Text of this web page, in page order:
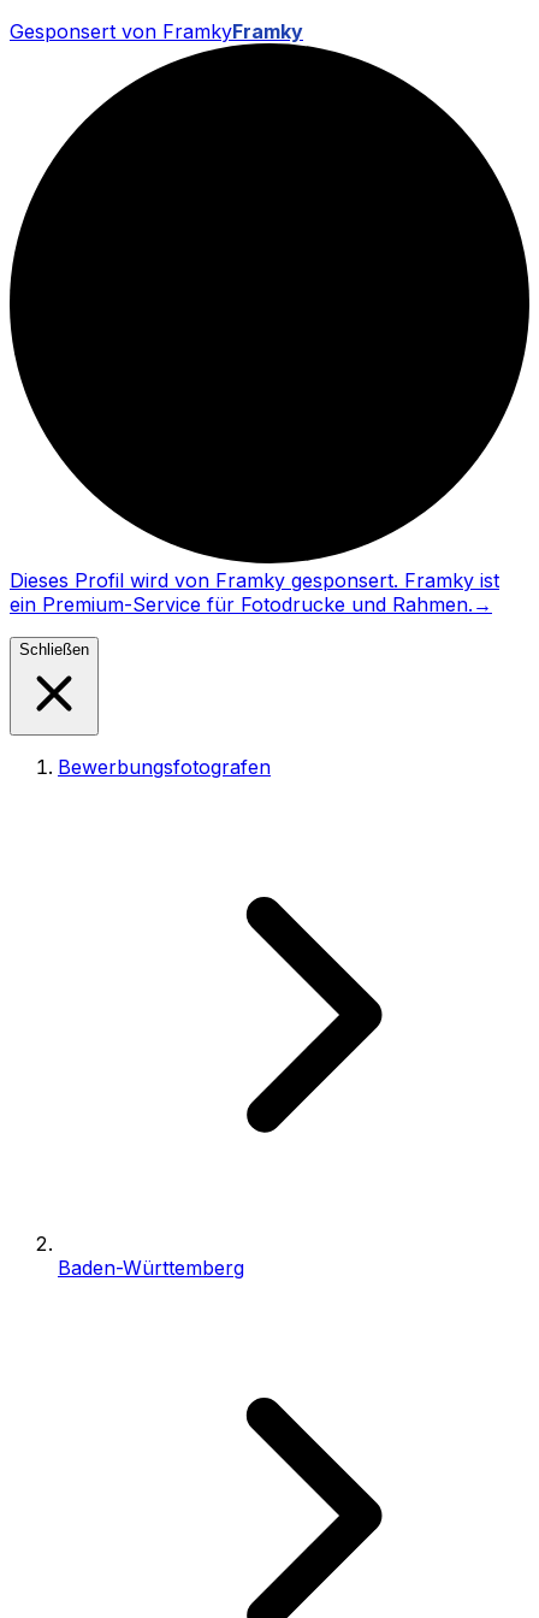
Gesponsert von FramkyFramky
Dieses Profil wird von Framky gesponsert. Framky ist
ein Premium-Service für Fotodrucke und Rahmen. →
Schließen
Bewerbungsfotografen
Baden-Württemberg